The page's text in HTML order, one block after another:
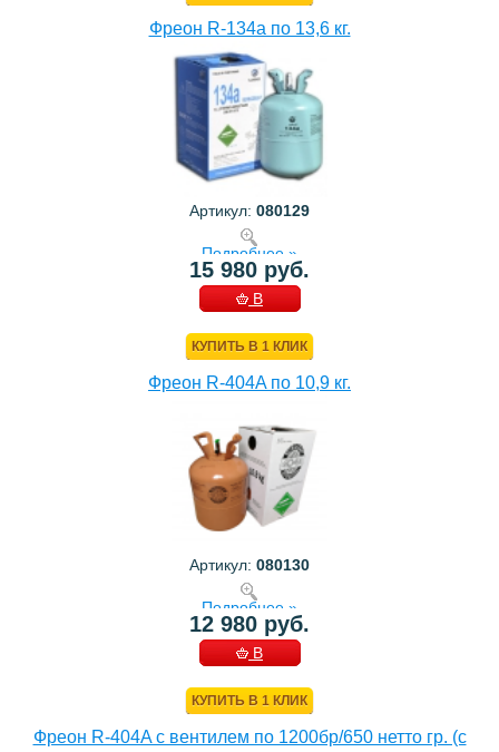
Фреон R-134a по 13,6 кг.
Артикул: 080129
Подробнее »
15 980 руб.
В
КУПИТЬ В 1 КЛИК
Фреон R-404A по 10,9 кг.
Артикул: 080130
Подробнее »
12 980 руб.
В
КУПИТЬ В 1 КЛИК
Фреон R-404A с вентилем по 1200бр/650 нетто гр. (с